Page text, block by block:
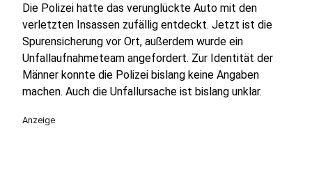
Die Polizei hatte das verunglückte Auto mit den
verletzten Insassen zufällig entdeckt. Jetzt ist die
Spurensicherung vor Ort, außerdem wurde ein
Unfallaufnahmeteam angefordert. Zur Identität der
Männer konnte die Polizei bislang keine Angaben
machen. Auch die Unfallursache ist bislang unklar.
Anzeige